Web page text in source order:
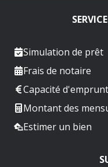
Simulation de prêt
Frais de notaire
Capacité d'emprunt
Montant des
Estimer un bien